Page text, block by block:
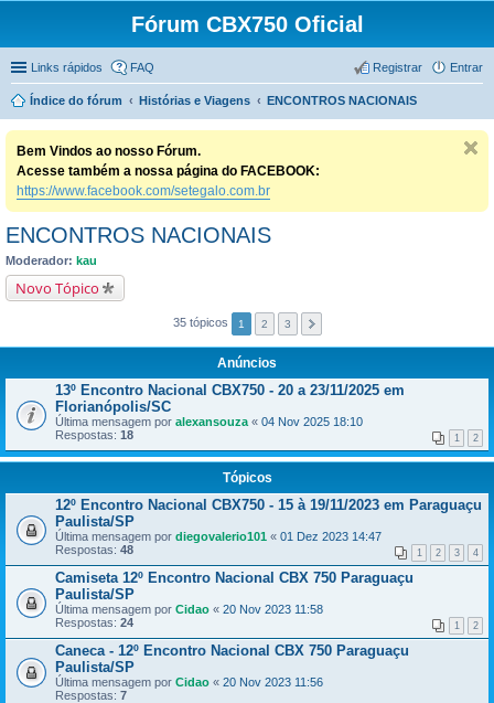
Fórum CBX750 Oficial
Links rápidos FAQ Entrar
Registrar
Índice do fórum Histórias e Viagens ENCONTROS NACIONAIS
Bem Vindos ao nosso Fórum.
Acesse também a nossa página do FACEBOOK:
https://www.facebook.com/setegalo.com.br
ENCONTROS NACIONAIS
Moderador: kau
Novo Tópico
35 tópicos 1 2 3
Anúncios
13º Encontro Nacional CBX750 - 20 a 23/11/2025 em
Florianópolis/SC
Última mensagem por alexansouza « 04 Nov 2025 18:10
Respostas: 18 1 2
Tópicos
12º Encontro Nacional CBX750 - 15 à 19/11/2023 em Paraguaçu
Paulista/SP
Última mensagem por diegovalerio101 « 01 Dez 2023 14:47
Respostas: 48 1 2 3 4
Camiseta 12º Encontro Nacional CBX 750 Paraguaçu
Paulista/SP
Última mensagem por Cidao « 20 Nov 2023 11:58
Respostas: 24 1 2
Caneca - 12º Encontro Nacional CBX 750 Paraguaçu
Paulista/SP
Última mensagem por Cidao « 20 Nov 2023 11:56
Respostas: 7